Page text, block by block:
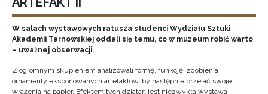
W salach wystawowych ratusza studenci Wydziału Sztuki
Akademii Tarnowskiej oddali się temu, co w muzeum robić warto
– uważnej obserwacji.
Z ogromnym skupieniem analizowali formę, funkcję, zdobienia i
ornamenty eksponowanych artefaktów, by następnie przelać swoje
wrażenia na papier. Efektem tych działań jest niezwykła wystawa